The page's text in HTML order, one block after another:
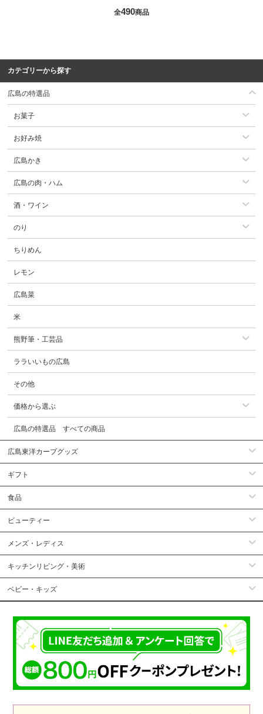
全490商品
カテゴリーから探す
広島の特選品
お菓子
お好み焼
広島かき
広島の肉・ハム
酒・ワイン
のり
ちりめん
レモン
広島菜
米
熊野筆・工芸品
ララいいもの広島
その他
価格から選ぶ
広島の特選品 すべての商品
広島東洋カープグッズ
ギフト
食品
ビューティー
メンズ・レディス
キッチンリビング・美術
ベビー・キッズ